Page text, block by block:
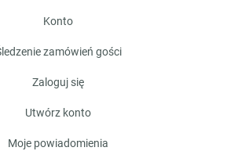
konto
śledzenie zamówień gości
zaloguj się
utwórz konto
moje powiadomienia